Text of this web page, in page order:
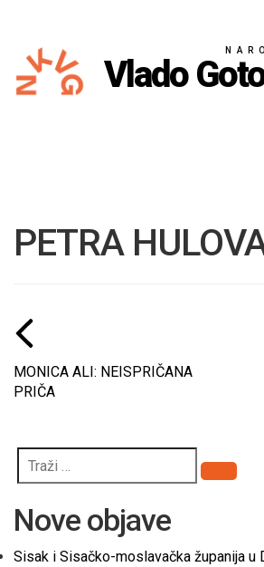
Vlado
PETRA
MONICA ALI: NEISPRIČANA
PRIČA
Pretraži
Nove objave
Sisak i Sisačko-moslavačka županija u